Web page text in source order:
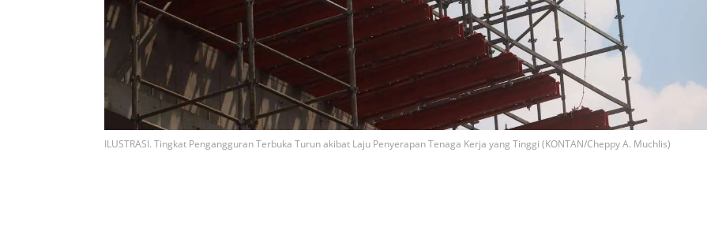
ILUSTRASI. Tingkat Pengangguran Terbuka Turun akibat Laju Penyerapan Tenaga Kerja yang Tinggi (KONTAN/Cheppy A. Muchlis)